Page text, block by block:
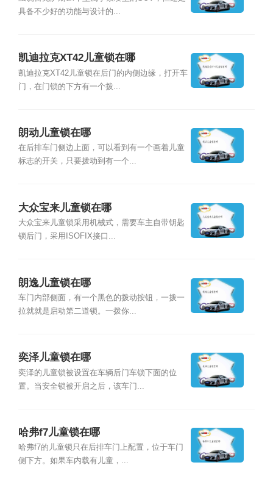
具备不少好的功能与设计的...
凯迪拉克XT42儿童锁在哪
凯迪拉克XT42儿童锁在后门的内侧边缘，打开车
门，在门锁的下方有一个拨...
朗动儿童锁在哪
在后排车门侧边上面，可以看到有一个画着儿童
标志的开关，只要拨动到有一个...
大众宝来儿童锁在哪
大众宝来儿童锁采用机械式，需要车主自带钥匙
锁后门，采用ISOFIX接口...
朗逸儿童锁在哪
车门内部侧面，有一个黑色的拨动按钮，一拨一
拉就就是启动第二道锁。一拨你...
奕泽儿童锁在哪
奕泽的儿童锁被设置在车辆后门车锁下面的位
置。当安全锁被开启之后，该车门...
哈弗f7儿童锁在哪
哈弗f7的儿童锁只在后排车门上配置，位于车门
侧下方。如果车内载有儿童，...